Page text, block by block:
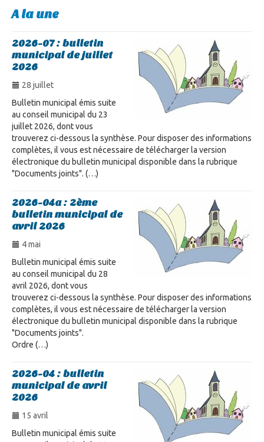
A la une
2026-07 : bulletin
municipal de juillet
2026
28 juillet
Bulletin municipal émis suite
au conseil municipal du 23
juillet 2026, dont vous
trouverez ci-dessous la synthèse. Pour disposer des informations
complètes, il vous est nécessaire de télécharger la version
électronique du bulletin municipal disponible dans la rubrique
"Documents joints". (…)
2026-04a : 2ème
bulletin municipal de
avril 2026
4 mai
Bulletin municipal émis suite
au conseil municipal du 28
avril 2026, dont vous
trouverez ci-dessous la synthèse. Pour disposer des informations
complètes, il vous est nécessaire de télécharger la version
électronique du bulletin municipal disponible dans la rubrique
"Documents joints".
Ordre (…)
2026-04 : bulletin
municipal de avril
2026
15 avril
Bulletin municipal émis suite